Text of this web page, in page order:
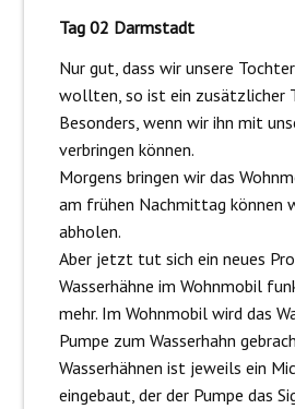
Tag 02 Darmstadt
Nur gut, dass wir unsere
wollten, so ist ein zusätzlicher
Besonders, wenn wir ihn mit
verbringen können.
Morgens bringen wir das
am frühen Nachmittag können
abholen.
Aber jetzt tut sich ein neues
Wasserhähne im Wohnmobil
mehr. Im Wohnmobil wird das
Pumpe zum Wasserhahn
Wasserhähnen ist jeweils ein
eingebaut, der der Pumpe das